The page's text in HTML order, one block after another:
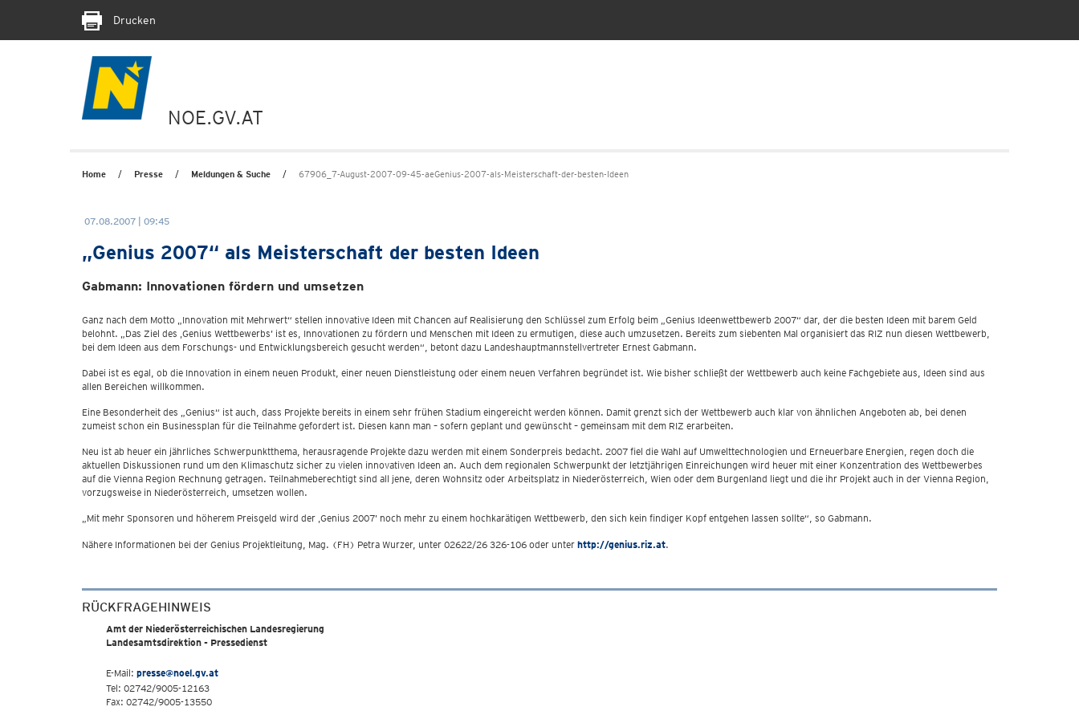
Drucken
NOE.GV.AT
Home Presse Meldungen & Suche 67906_7-August-2007-09-45-aeGenius-2007-als-Meisterschaft-der-besten-Ideen
07.08.2007 | 09:45
„Genius 2007“ als Meisterschaft der besten Ideen
Gabmann: Innovationen fördern und umsetzen
Ganz nach dem Motto „Innovation mit Mehrwert“ stellen innovative Ideen mit Chancen auf Realisierung den Schlüssel zum Erfolg beim „Genius Ideenwettbewerb 2007“ dar, der die besten Ideen mit barem Geld
belohnt. „Das Ziel des ‚Genius Wettbewerbs’ ist es, Innovationen zu fördern und Menschen mit Ideen zu ermutigen, diese auch umzusetzen. Bereits zum siebenten Mal organisiert das RIZ nun diesen Wettbewerb,
bei dem Ideen aus dem Forschungs- und Entwicklungsbereich gesucht werden“, betont dazu Landeshauptmannstellvertreter Ernest Gabmann.
Dabei ist es egal, ob die Innovation in einem neuen Produkt, einer neuen Dienstleistung oder einem neuen Verfahren begründet ist. Wie bisher schließt der Wettbewerb auch keine Fachgebiete aus, Ideen sind aus
allen Bereichen willkommen.
Eine Besonderheit des „Genius“ ist auch, dass Projekte bereits in einem sehr frühen Stadium eingereicht werden können. Damit grenzt sich der Wettbewerb auch klar von ähnlichen Angeboten ab, bei denen
zumeist schon ein Businessplan für die Teilnahme gefordert ist. Diesen kann man – sofern geplant und gewünscht – gemeinsam mit dem RIZ erarbeiten.
Neu ist ab heuer ein jährliches Schwerpunktthema, herausragende Projekte dazu werden mit einem Sonderpreis bedacht. 2007 fiel die Wahl auf Umwelttechnologien und Erneuerbare Energien, regen doch die
aktuellen Diskussionen rund um den Klimaschutz sicher zu vielen innovativen Ideen an. Auch dem regionalen Schwerpunkt der letztjährigen Einreichungen wird heuer mit einer Konzentration des Wettbewerbes
auf die Vienna Region Rechnung getragen. Teilnahmeberechtigt sind all jene, deren Wohnsitz oder Arbeitsplatz in Niederösterreich, Wien oder dem Burgenland liegt und die ihr Projekt auch in der Vienna Region,
vorzugsweise in Niederösterreich, umsetzen wollen.
„Mit mehr Sponsoren und höherem Preisgeld wird der ‚Genius 2007’ noch mehr zu einem hochkarätigen Wettbewerb, den sich kein findiger Kopf entgehen lassen sollte“, so Gabmann.
Nähere Informationen bei der Genius Projektleitung, Mag. (FH) Petra Wurzer, unter 02622/26 326-106 oder unter http://genius.riz.at.
RÜCKFRAGEHINWEIS
Amt der Niederösterreichischen Landesregierung
Landesamtsdirektion - Pressedienst
E-Mail: presse@noel.gv.at
Tel: 02742/9005-12163
Fax: 02742/9005-13550